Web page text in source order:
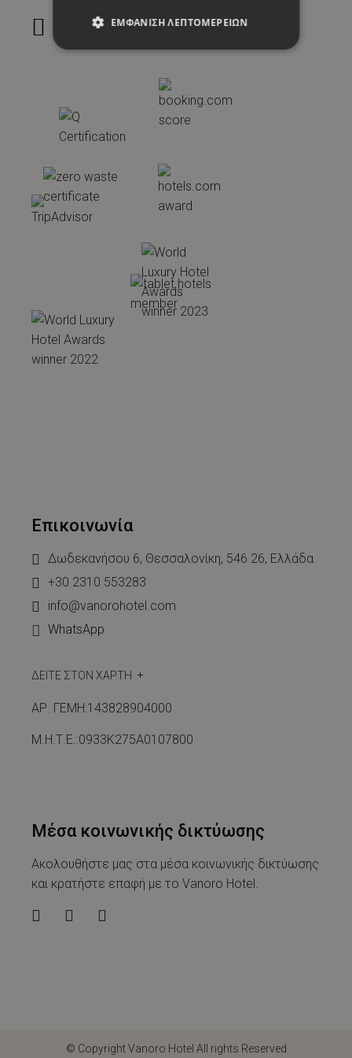
°C
Επικοινωνία
Δωδεκανήσου 6, Θεσσαλονίκη, 546 26, Ελλάδα
+30 2310 553283
info@vanorohotel.com
WhatsApp
ΔΕΙΤΕ ΣΤΟΝ ΧΑΡΤΗ
ΑΡ. ΓΕΜΗ:143828904000
Μ.Η.Τ.Ε.:0933Κ275Α0107800
Μέσα κοινωνικής δικτύωσης
Ακολουθήστε μας στα μέσα κοινωνικής δικτύωσης
και κρατήστε επαφή με το Vanoro Hotel.
© CopyrightVanoro Hotel All rights Reserved
ΕΜΦΆΝΙΣΗ ΛΕΠΤΟΜΕΡΕΙΏΝ